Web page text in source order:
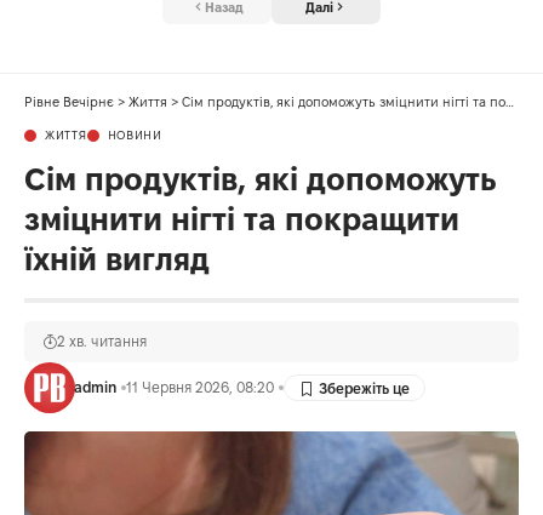
Назад Далі
Рівне Вечірнє > Життя > Сім продуктів, які допоможуть зміцнити нігті та покращити їхній вигляд
ЖИТТЯ НОВИНИ
Сім продуктів, які допоможуть
зміцнити нігті та покращити
їхній вигляд
admin 11 Червня 2026, 08:20
2 хв. читання